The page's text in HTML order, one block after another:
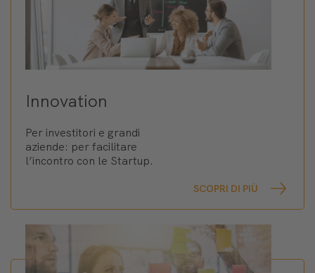
Innovation
Per investitori e grandi
aziende: per facilitare
l’incontro con le Startup.
SCOPRI DI PIÙ